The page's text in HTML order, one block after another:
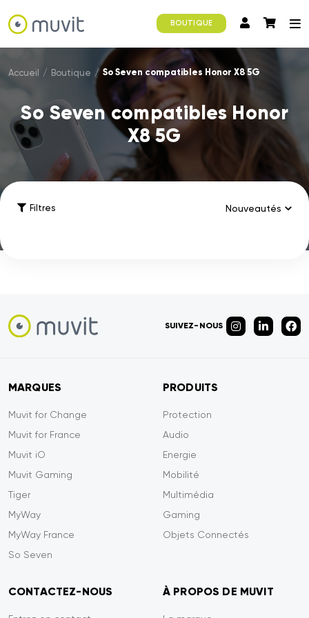
BOUTIQUE
Accueil / Boutique / So Seven compatibles Honor X8 5G
So Seven compatibles Honor
X8 5G
Filtres
SUIVEZ-NOUS
MARQUES
Muvit for Change
Muvit for France
Muvit iO
Muvit Gaming
Tiger
MyWay
MyWay France
So Seven
PRODUITS
Protection
Audio
Energie
Mobilité
Multimédia
Gaming
Objets Connectés
CONTACTEZ-NOUS À PROPOS DE MUVIT